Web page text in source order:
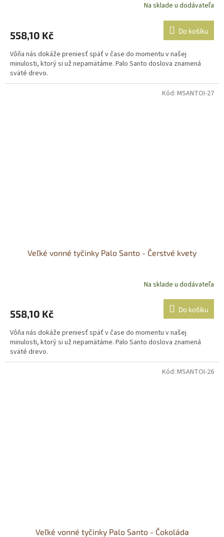
Na sklade u dodávateľa
558,10 Kč Do košíku
Vôňa nás dokáže preniesť späť v čase do momentu v našej
minulosti, ktorý si už nepamätáme. Palo Santo doslova znamená
sväté drevo.
Veľké vonné tyčinky Palo Santo - Čerstvé kvety
Na sklade u dodávateľa
558,10 Kč Do košíku
Vôňa nás dokáže preniesť späť v čase do momentu v našej
minulosti, ktorý si už nepamätáme. Palo Santo doslova znamená
sväté drevo.
Kód: MSANTOI-27
Veľké vonné tyčinky Palo Santo - Čokoláda
Kód: MSANTOI-26